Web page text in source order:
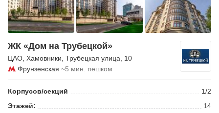
ЖК «Дом на Трубецкой»
ЦАО Хамовники Трубецкая улица , 10
Фрунзенская ~5 мин. пешком
Корпусов/секций
1/2
Этажей:
14